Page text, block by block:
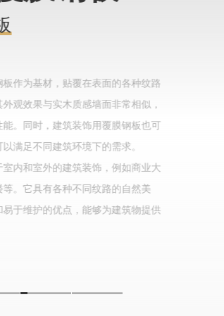
作为基材，贴覆在表面的各种纹路
观效果与实木质感墙面非常相似，
。同时，建筑装饰用覆膜钢板也可
满足不同建筑环境下的需求。
内和室外的建筑装饰，例如商业大
。它具有各种不同纹路的自然美
于维护的优点，能够为建筑物提供